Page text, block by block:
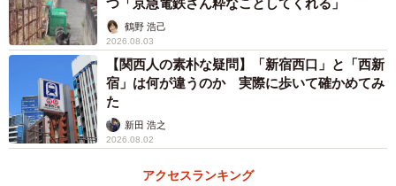
つ「京急電鉄さん粋なことしてくれる」
鶴野 浩己
2026.08.03
【関西人の素朴な疑問】「新宿西口」と「西新
宿」は何が違うのか 実際に歩いて確かめてみ
た
新田 浩之
2026.08.02
アクセスランキング